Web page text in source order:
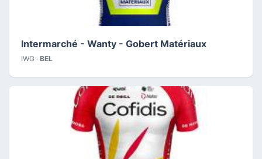
Intermarché - Wanty - Gobert Matériaux
IWG · BEL